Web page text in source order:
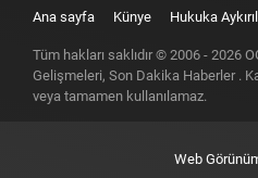
Ana sayfa Künye Hukuka
Tüm hakları saklıdır © 2006 - 2026
Gelişmeleri, Son Dakika Haberler .
veya tamamen kullanılamaz.
Web